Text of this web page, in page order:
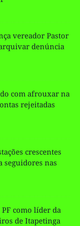
vereador Pastor
denúncia
com afrouxar na
rejeitadas
crescentes
seguidores nas
como líder da
de Itapetinga